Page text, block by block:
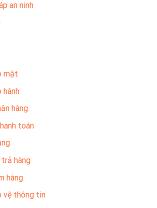
an ninh
mật
hành
hàng
toán
hàng
hàng
vệ thông tin